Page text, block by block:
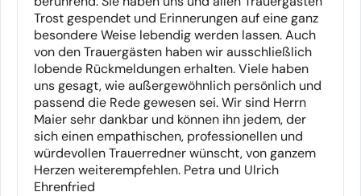
Trost gespendet und Erinnerungen auf eine ganz
besondere Weise lebendig werden lassen. Auch
von den Trauergästen haben wir ausschließlich
lobende Rückmeldungen erhalten. Viele haben
uns gesagt, wie außergewöhnlich persönlich und
passend die Rede gewesen sei. Wir sind Herrn
Maier sehr dankbar und können ihn jedem, der
sich einen empathischen, professionellen und
würdevollen Trauerredner wünscht, von ganzem
Herzen weiterempfehlen. Petra und Ulrich
Ehrenfried